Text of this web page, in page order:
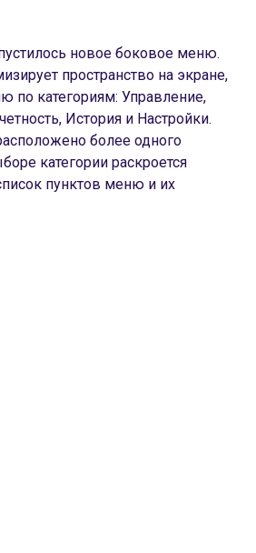
новое боковое меню.
пространство на экране,
по категориям: Управление,
История и Настройки.
более одного
категории раскроется
пунктов меню и их